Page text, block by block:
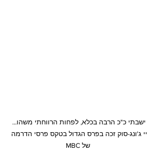
ישבתי כ"כ הרבה בכלא, לפחות הרווחתי משהו...
יי ג'ונג-סוק זכה בפרס הגדול בטקס פרסי הדרמה
של MBC